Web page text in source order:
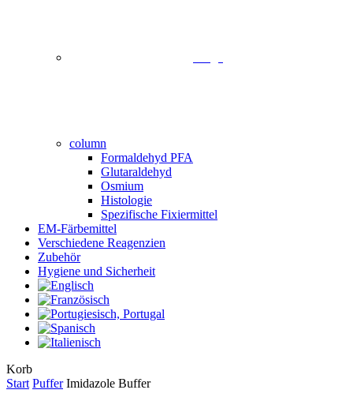
column
Formaldehyd PFA
Glutaraldehyd
Osmium
Histologie
Spezifische Fixiermittel
EM-Färbemittel
Verschiedene Reagenzien
Zubehör
Hygiene und Sicherheit
KorbClose
Cart
Start Puffer Imidazole Buffer